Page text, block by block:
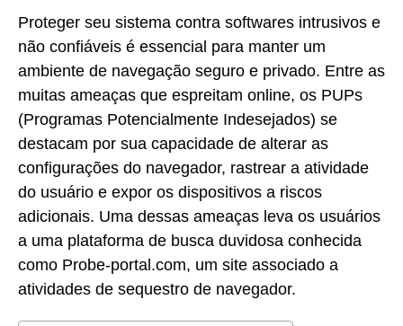
Proteger seu sistema contra softwares intrusivos e
não confiáveis é essencial para manter um
ambiente de navegação seguro e privado. Entre as
muitas ameaças que espreitam online, os PUPs
(Programas Potencialmente Indesejados) se
destacam por sua capacidade de alterar as
configurações do navegador, rastrear a atividade
do usuário e expor os dispositivos a riscos
adicionais. Uma dessas ameaças leva os usuários
a uma plataforma de busca duvidosa conhecida
como Probe-portal.com, um site associado a
atividades de sequestro de navegador.